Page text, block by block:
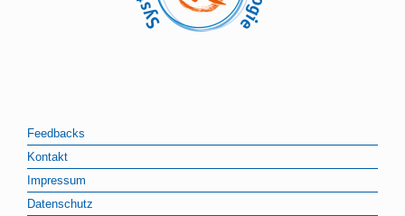
Feedbacks
Kontakt
Impressum
Datenschutz